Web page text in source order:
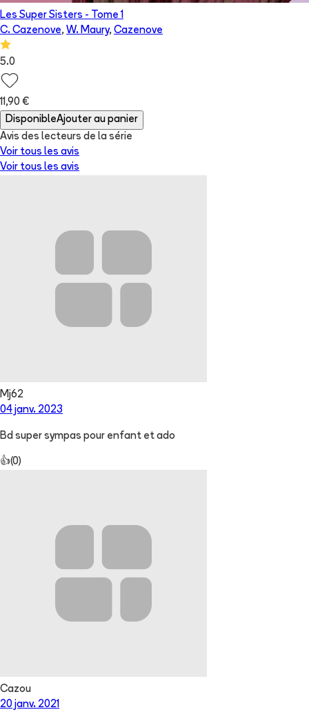
Les Super Sisters - Tome 1
C. Cazenove, W. Maury, Cazenove
5.0
11,90 €
DisponibleAjouter au panier
Avis des lecteurs de la série
Voir tous les avis
Voir tous les avis
Mj62
04 janv. 2023
Bd super sympas pour enfant et ado
👍(0)
Cazou
20 janv. 2021